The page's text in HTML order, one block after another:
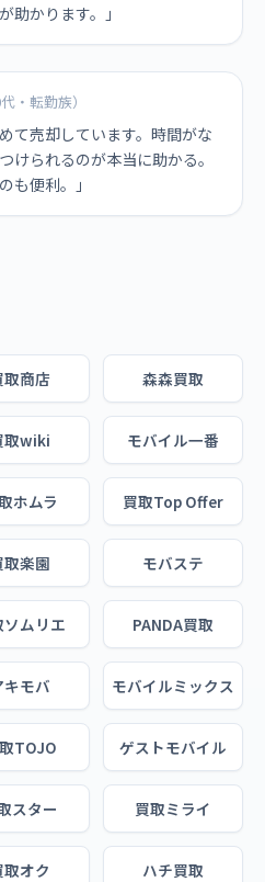
助かります。」
・転勤族）
て売却しています。時間がな
けられるのが本当に助かる。
も便利。」
取商店 森森買取
取wiki モバイル一番
ホムラ 買取Top Offer
取楽園 モバステ
ソムリエ PANDA買取
キモバ モバイルミックス
TOJO ゲストモバイル
スター 買取ミライ
取オク ハチ買取